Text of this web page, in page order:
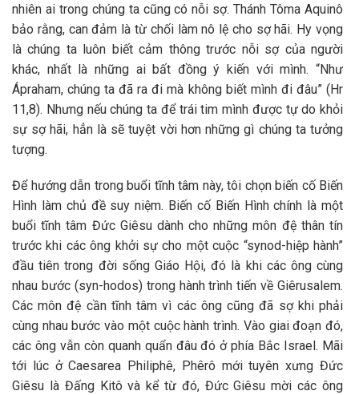
nhiên ai trong chúng ta cũng có nỗi sợ. Thánh Tôma Aquinô
bảo rằng, can đảm là từ chối làm nô lệ cho sợ hãi. Hy vọng
là chúng ta luôn biết cảm thông trước nỗi sợ của người
khác, nhất là những ai bất đồng ý kiến với mình. “Như
Ápraham, chúng ta đã ra đi mà không biết mình đi đâu” (Hr
11,8). Nhưng nếu chúng ta để trái tim mình được tự do khỏi
sự sợ hãi, hẳn là sẽ tuyệt vời hơn những gì chúng ta tưởng
tượng.
Để hướng dẫn trong buổi tĩnh tâm này, tôi chọn biến cố Biến
Hình làm chủ đề suy niệm. Biến cố Biến Hình chính là một
buổi tĩnh tâm Đức Giêsu dành cho những môn đệ thân tín
trước khi các ông khởi sự cho một cuộc “synod-hiệp hành”
đầu tiên trong đời sống Giáo Hội, đó là khi các ông cùng
nhau bước (syn-hodos) trong hành trình tiến về Giêrusalem.
Các môn đệ cần tĩnh tâm vì các ông cũng đã sợ khi phải
cùng nhau bước vào một cuộc hành trình. Vào giai đoạn đó,
các ông vẫn còn quanh quẩn đâu đó ở phía Bắc Israel. Mãi
tới lúc ở Caesarea Philiphê, Phêrô mới tuyên xưng Đức
Giêsu là Đấng Kitô và kể từ đó, Đức Giêsu mời các ông